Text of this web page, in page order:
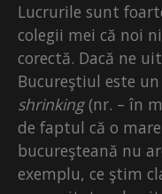
Lucrurile sunt
colegii mei că noi
corectă. Dacă ne
Bucureştiul este
shrinking(nr. – în
de faptul că o
bucureşteană nu
exemplu, ce ştim